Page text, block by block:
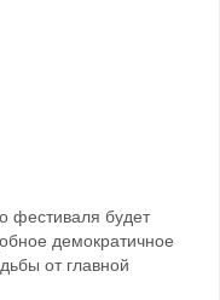
фестиваля будет
демократичное
от главной